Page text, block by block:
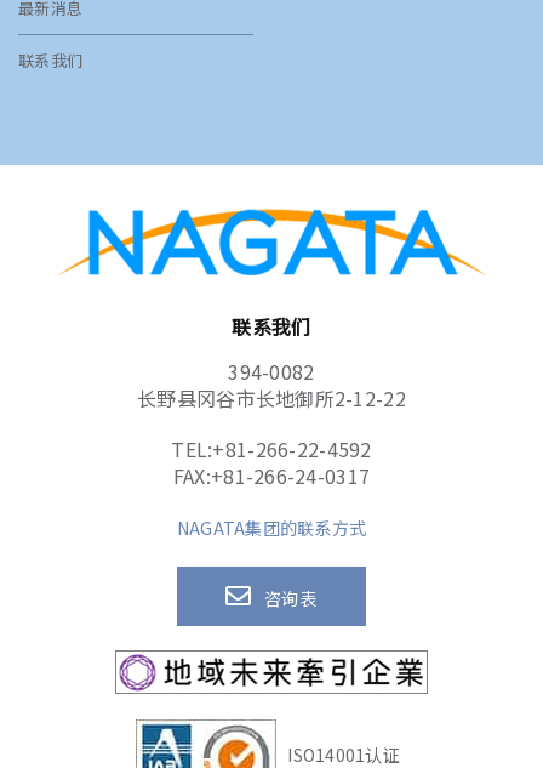
最新消息
联系我们
联系我们
394-0082
长野县冈谷市长地御所2-12-22
TEL:+81-266-22-4592
FAX:+81-266-24-0317
NAGATA集团的联系方式
咨询表
ISO14001认证